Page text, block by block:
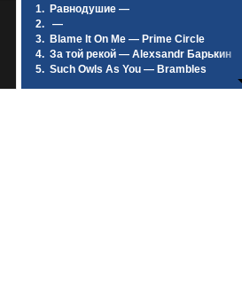
44%
62% 15. Regret + Gackt & Kami Duet
88% 16. My Immortal — Evanescence
1. Равнодушие —
2.
—
3. Blame It On Me — Prime Circle
4. За той рекой — Alexsandr Барькин
5. Such Owls As You — Brambles
Под лунным светом — SCIRENA